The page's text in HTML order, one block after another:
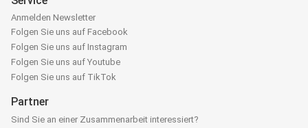
Anmelden Newsletter
Folgen Sie uns auf Facebook
Folgen Sie uns auf Instagram
Folgen Sie uns auf Youtube
Folgen Sie uns auf TikTok
Partner
Sind Sie an einer Zusammenarbeit interessiert?